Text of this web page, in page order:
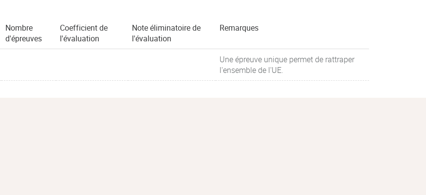
Nombre
d'épreuves
Coefficient de
l'évaluation
Note éliminatoire de
l'évaluation
Remarques
Une épreuve unique permet de rattraper
l'ensemble de l'UE.